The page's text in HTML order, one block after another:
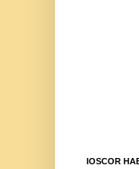
IOSCOR